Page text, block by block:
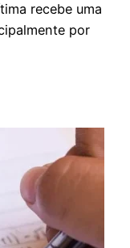
recebe uma
por